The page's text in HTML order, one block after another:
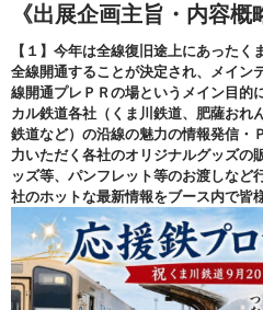
《出展企画主旨・内容概
【１】今年は全線復旧途上にあった
全線開通することが決定され、メイン
線開通プレＰＲの場というメイン目的
カル鉄道各社（くま川鉄道、肥薩おれ
鉄道など）の沿線の魅力の情報発信・
力いただく 各社のオリジナルグッズの
ッズ等、パンフレット等のお渡しなど
社のホットな最新情報をブース内で皆